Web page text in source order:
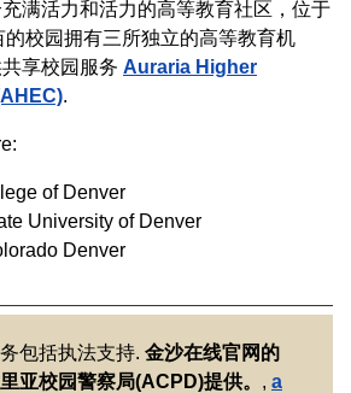
满活力和活力的高等教育社区，位于
校园拥有三所独立的高等教育机
享校园服务 Auraria Higher
.
of Denver
University of Denver
Denver
包括执法支持. 金沙在线官网的
亚校园警察局(ACPD)提供。 , a